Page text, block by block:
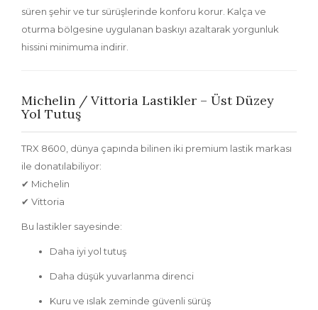
süren şehir ve tur sürüşlerinde konforu korur. Kalça ve
oturma bölgesine uygulanan baskıyı azaltarak yorgunluk
hissini minimuma indirir.
Michelin / Vittoria Lastikler – Üst Düzey
Yol Tutuş
TRX 8600, dünya çapında bilinen iki premium lastik markası
ile donatılabiliyor:
✔ Michelin
✔ Vittoria
Bu lastikler sayesinde:
Daha iyi yol tutuş
Daha düşük yuvarlanma direnci
Kuru ve ıslak zeminde güvenli sürüş